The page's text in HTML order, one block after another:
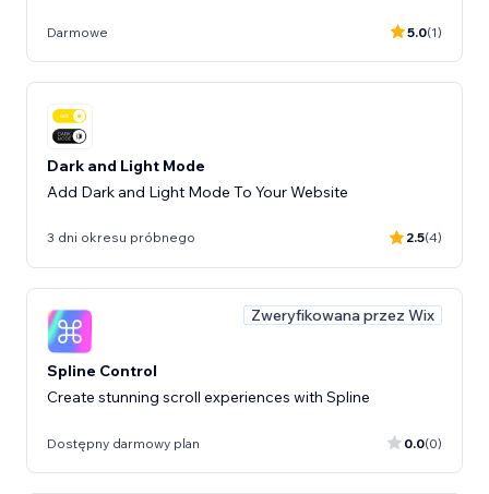
Darmowe 5.0(1)
Dark and Light Mode
Add Dark and Light Mode To Your Website
3 dni okresu próbnego 2.5(4)
Zweryfikowana przez Wix
Spline Control
Create stunning scroll experiences with Spline
Dostępny darmowy plan 0.0(0)